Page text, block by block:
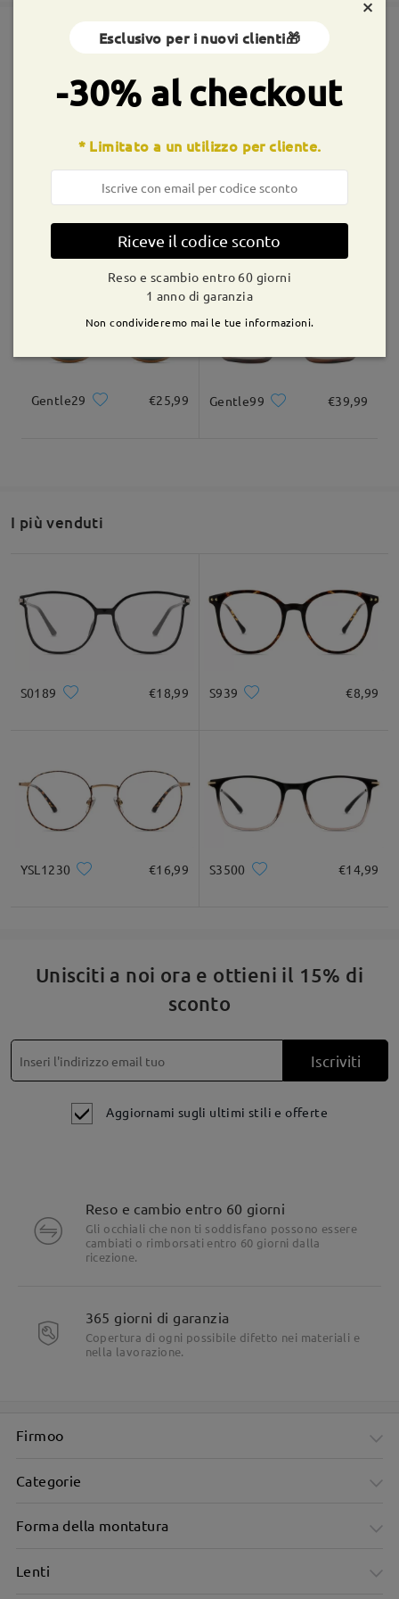
Spedito
shipping time
S27263 €25,99
Gentle29 €25,99 Gentle99 €39,99
I più venduti
S0189 €18,99 S939 €8,99
YSL1230 €16,99 S3500 €14,99
Unisciti a noi ora e ottieni il 15% di
sconto
Iscriviti
Aggiornami sugli ultimi stili e offerte
Reso e cambio entro 60 giorni
Gli occhiali che non ti soddisfano possono essere
cambiati o rimborsati entro 60 giorni dalla
ricezione.
365 giorni di garanzia
Copertura di ogni possibile difetto nei materiali e
nella lavorazione.
Firmoo
Categorie
Forma della montatura
Lenti
×
Esclusivo per i nuovi clienti🎁
-30% al checkout
* Limitato a un utilizzo per cliente.
Riceve il codice sconto
Reso e scambio entro 60 giorni
1 anno di garanzia
Non condivideremo mai le tue informazioni.